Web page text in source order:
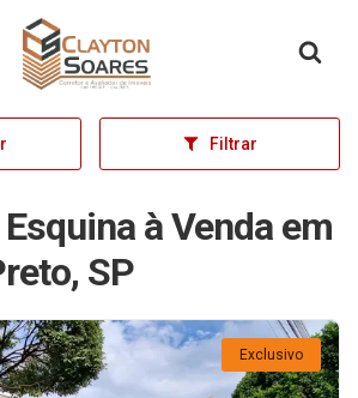
Página inicial
Filtrar
à Venda em
SP
Exclusivo